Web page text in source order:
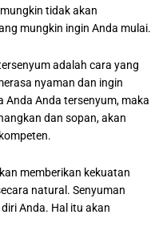
tidak akan
mungkin ingin Anda mulai.
adalah cara yang
nyaman dan ingin
Anda Anda tersenyum, maka
dan sopan, akan
memberikan kekuatan
natural. Senyuman
Anda. Hal itu akan